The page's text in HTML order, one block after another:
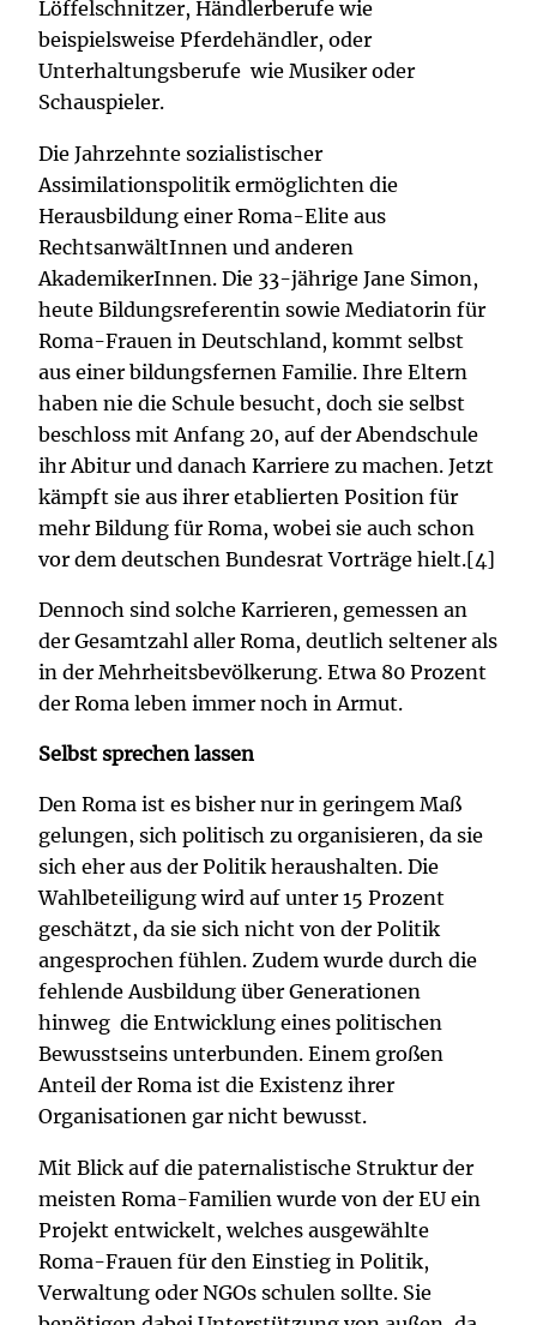
Löffelschnitzer, Händlerberufe wie
beispielsweise Pferdehändler, oder
Unterhaltungsberufe wie Musiker oder
Schauspieler.
Die Jahrzehnte sozialistischer
Assimilationspolitik ermöglichten die
Herausbildung einer Roma-Elite aus
RechtsanwältInnen und anderen
AkademikerInnen. Die 33-jährige Jane Simon,
heute Bildungsreferentin sowie Mediatorin für
Roma-Frauen in Deutschland, kommt selbst
aus einer bildungsfernen Familie. Ihre Eltern
haben nie die Schule besucht, doch sie selbst
beschloss mit Anfang 20, auf der Abendschule
ihr Abitur und danach Karriere zu machen. Jetzt
kämpft sie aus ihrer etablierten Position für
mehr Bildung für Roma, wobei sie auch schon
vor dem deutschen Bundesrat Vorträge hielt.[4]
Dennoch sind solche Karrieren, gemessen an
der Gesamtzahl aller Roma, deutlich seltener als
in der Mehrheitsbevölkerung. Etwa 80 Prozent
der Roma leben immer noch in Armut.
Selbst sprechen lassen
Den Roma ist es bisher nur in geringem Maß
gelungen, sich politisch zu organisieren, da sie
sich eher aus der Politik heraushalten. Die
Wahlbeteiligung wird auf unter 15 Prozent
geschätzt, da sie sich nicht von der Politik
angesprochen fühlen. Zudem wurde durch die
fehlende Ausbildung über Generationen
hinweg die Entwicklung eines politischen
Bewusstseins unterbunden. Einem großen
Anteil der Roma ist die Existenz ihrer
Organisationen gar nicht bewusst.
Mit Blick auf die paternalistische Struktur der
meisten Roma-Familien wurde von der EU ein
Projekt entwickelt, welches ausgewählte
Roma-Frauen für den Einstieg in Politik,
Verwaltung oder NGOs schulen sollte. Sie